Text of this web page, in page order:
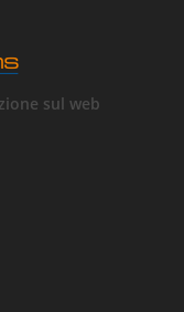
sul web